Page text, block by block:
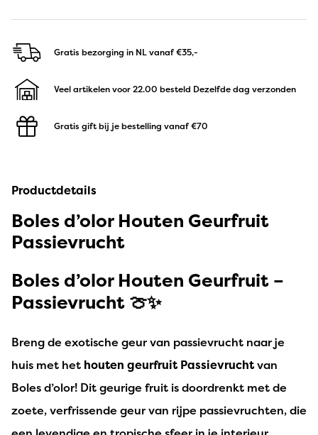
Gratis bezorging in NLvanaf €35,-
Veel artikelen voor 22.00 besteld Dezelfde dag verzonden
Gratis gift bij je bestelling vanaf €70
Productdetails
Boles d’olor Houten Geurfruit
Passievrucht
Boles d’olor Houten Geurfruit –
Passievrucht 🍈✨
Breng de exotische geur van passievrucht naar je
huis met het houten geurfruit Passievruchtvan
Boles d’olor! Dit geurige fruit is doordrenkt met de
zoete, verfrissende geur van rijpe passievruchten, die